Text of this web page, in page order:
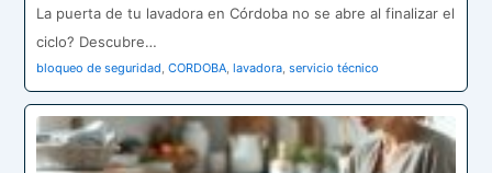
La puerta de tu lavadora en Córdoba no se abre al finalizar el
ciclo? Descubre…
bloqueo de seguridad,CORDOBA,lavadora,servicio técnico